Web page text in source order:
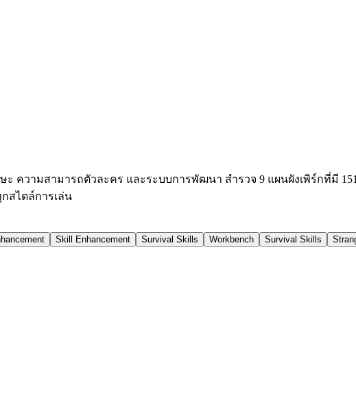
ความสามารถตัวละคร และระบบการพัฒนา สำรวจ 9 แผนผังเพิร์กที่มี
สไตล์การเล่น
Skill Enhancement Survival Skills Workbench Survival Skills